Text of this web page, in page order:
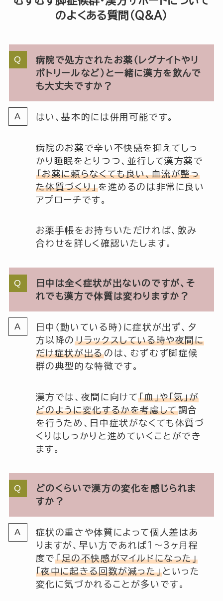
のよくある質問（Q&A）
病院で処方されたお薬（レグナイトやリ
ボトリールなど）と一緒に漢方を飲んで
も大丈夫ですか？
はい、基本的には併用可能です。
病院のお薬で辛い不快感を抑えてしっ
かり睡眠をとりつつ、並行して漢方薬で
「お薬に頼らなくても良い、血流が整っ
た体質づくり」を進めるのは非常に良い
アプローチです。
お薬手帳をお持ちいただければ、飲み
合わせを詳しく確認いたします。
日中は全く症状が出ないのですが、そ
れでも漢方で体質は変わりますか？
日中（動いている時）に症状が出ず、夕
方以降のリラックスしている時や夜間に
だけ症状が出るのは、むずむず脚症候
群の典型的な特徴です。
漢方では、夜間に向けて「血」や「気」が
どのように変化するかを考慮して調合
を行うため、日中症状がなくても体質づ
くりはしっかりと進めていくことができ
ます。
どのくらいで漢方の変化を感じられま
すか？
症状の重さや体質によって個人差はあ
りますが、早い方であれば1～3ヶ月程
度で 「足の不快感がマイルドになった」
「夜中に起きる回数が減った」 といった
変化に気づかれることが多いです。